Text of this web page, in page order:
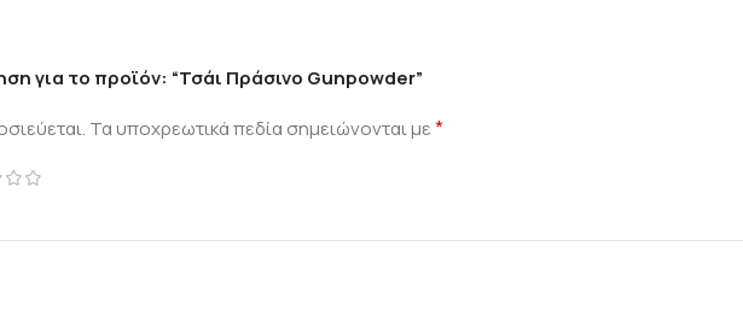
για το προϊόν: “Τσάι Πράσινο Gunpowder”
Τα υποχρεωτικά πεδία σημειώνονται με*